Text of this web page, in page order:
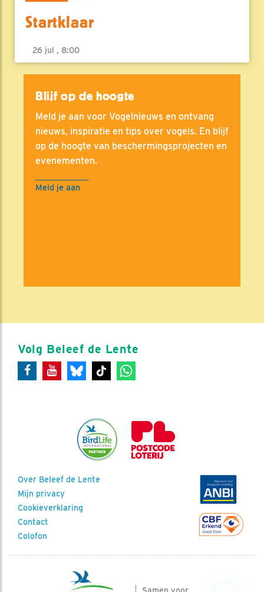
Startklaar
26 jul , 8:00
Blijf op de hoogte
Meld je aan voor Vogelnieuws en ontvang
nieuws, inspiratie en tips over vogels. En blijf
op de hoogte van beschermingsprojecten en
evenementen.
Meld je aan
Volg Beleef de Lente
Over Beleef de Lente
Mijn privacy
Cookieverklaring
Contact
Colofon